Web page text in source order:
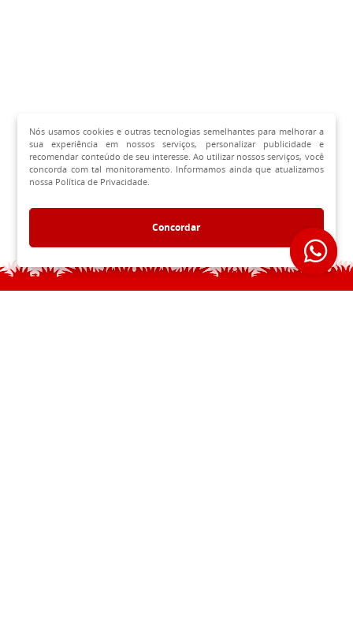
Nós usamos cookies e outras tecnologias semelhantes para melhorar a
sua experiência em nossos serviços, personalizar publicidade e
recomendar conteúdo de seu interesse. Ao utilizar nossos serviços, você
concorda com tal monitoramento. Informamos ainda que atualizamos
nossa Política de Privacidade.
Concordar